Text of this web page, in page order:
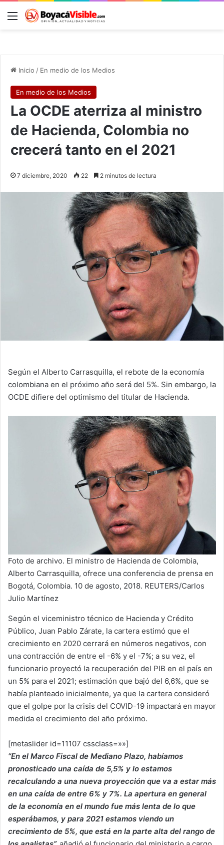
Menú
Inicio / En medio de los Medios
En medio de los Medios
La OCDE aterriza al ministro
de Hacienda, Colombia no
crecerá tanto en el 2021
7 diciembre, 2020 22 2 minutos de lectura
Según el Alberto Carrasquilla, el rebote de la economía
colombiana en el próximo año será del 5%. Sin embargo, la
OCDE difiere del optimismo del titular de Hacienda.
Foto de archivo. El ministro de Hacienda de Colombia,
Alberto Carrasquilla, ofrece una conferencia de prensa en
Bogotá, Colombia. 10 de agosto, 2018. REUTERS/Carlos
Julio Martínez
Según el viceministro técnico de Hacienda y Crédito
Público, Juan Pablo Zárate, la cartera estimó que el
crecimiento en 2020 cerrará en números negativos, con
una contracción de entre el -6% y el -7%; a su vez, el
funcionario proyectó la recuperación del PIB en el país en
un 5% para el 2021; estimación que bajó del 6,6%, que se
había planteado inicialmente, ya que la cartera consideró
que el golpe por la crisis del COVID-19 impactará en mayor
medida el crecimiento del año próximo.
[metaslider id=11107 cssclass=»»]
“En el Marco Fiscal de Mediano Plazo, habíamos
pronosticado una caída de 5,5% y lo estamos
recalculando a una nueva proyección que va a estar más
en una caída de entre 6% y 7%. La apertura en general
de la economía en el mundo fue más lenta de lo que
esperábamos, y para 2021 estamos viendo un
crecimiento de 5%, que está en la parte alta del rango de